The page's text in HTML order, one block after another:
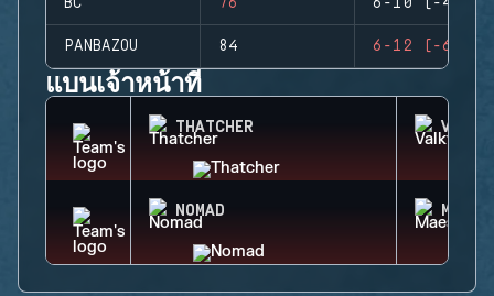
PANBAZOU 84 6-12 (-6)
แบนเจ้าหน้าที่
THATCHER
NOMAD